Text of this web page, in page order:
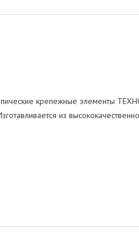
крепежные элементы
из